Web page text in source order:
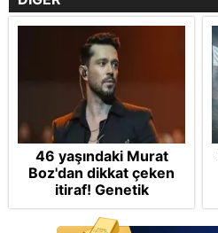
46 yaşındaki Murat
Boz'dan dikkat çeken
itiraf! Genetik
korkusunu açıkladı